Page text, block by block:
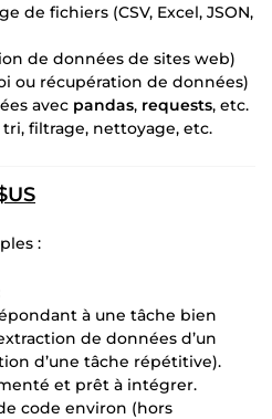
de fichiers (CSV, Excel, JSON,
de données de sites web)
ou récupération de données)
avec pandas, requests, etc.
filtrage, nettoyage, etc.
:
à une tâche bien
de données d’un
d’une tâche répétitive).
et prêt à intégrer.
code environ (hors